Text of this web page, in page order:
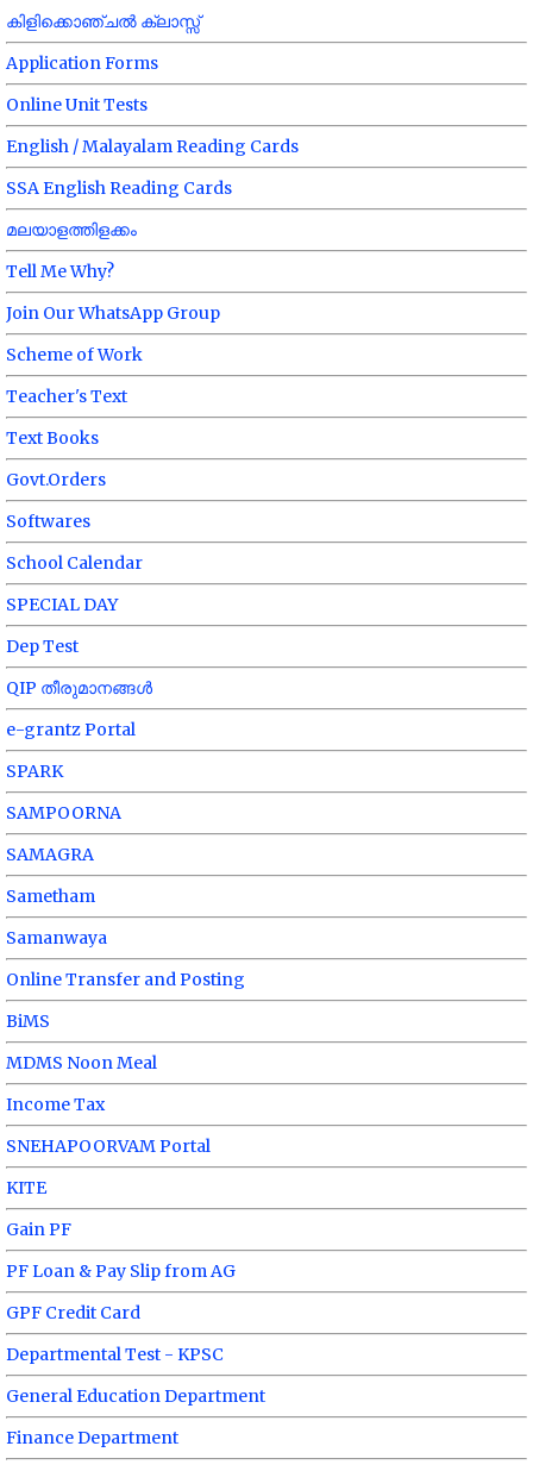
കിളിക്കൊഞ്ചൽ ക്ലാസ്സ്
Application Forms
Online Unit Tests
English / Malayalam Reading Cards
SSA English Reading Cards
മലയാളത്തിളക്കം
Tell Me Why?
Join Our WhatsApp Group
Scheme of Work
Teacher's Text
Text Books
Govt.Orders
Softwares
School Calendar
SPECIAL DAY
Dep Test
QIP തീരുമാനങ്ങൾ
e-grantz Portal
SPARK
SAMPOORNA
SAMAGRA
Sametham
Samanwaya
Online Transfer and Posting
BiMS
MDMS Noon Meal
Income Tax
SNEHAPOORVAM Portal
KITE
Gain PF
PF Loan & Pay Slip from AG
GPF Credit Card
Departmental Test - KPSC
General Education Department
Finance Department